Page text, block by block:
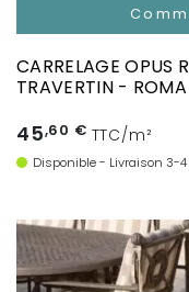
CARRELAGE OPUS
TRAVERTIN - ROMA
45,60 € TTC/m²
Disponible - Livraison 3-